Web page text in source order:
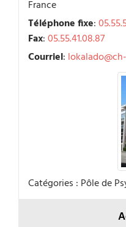
France
Téléphone fixe:
Fax:05.55.41.08.87
Courriel:
Catégories : Pôle de